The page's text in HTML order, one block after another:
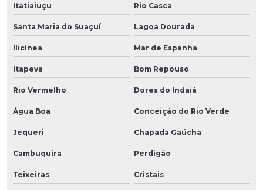
Itatiaiuçu Rio Casca
Santa Maria do Suaçuí Lagoa Dourada
Ilicínea Mar de Espanha
Itapeva Bom Repouso
Rio Vermelho Dores do Indaiá
Água Boa Conceição do Rio Verde
Jequeri Chapada Gaúcha
Cambuquira Perdigão
Teixeiras Cristais